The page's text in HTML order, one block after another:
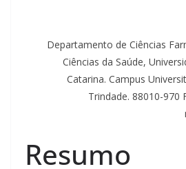
Departamento de Ciências
Ciências da Saúde,
Catarina. Campus
Trindade. 88010-970
Resumo